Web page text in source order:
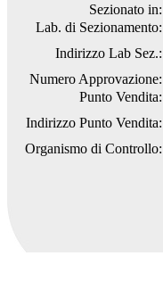
Sezionato in:
Lab. di Sezionamento:
Indirizzo Lab Sez.:
Numero Approvazione:
Punto Vendita:
Indirizzo Punto Vendita:
Organismo di Controllo: